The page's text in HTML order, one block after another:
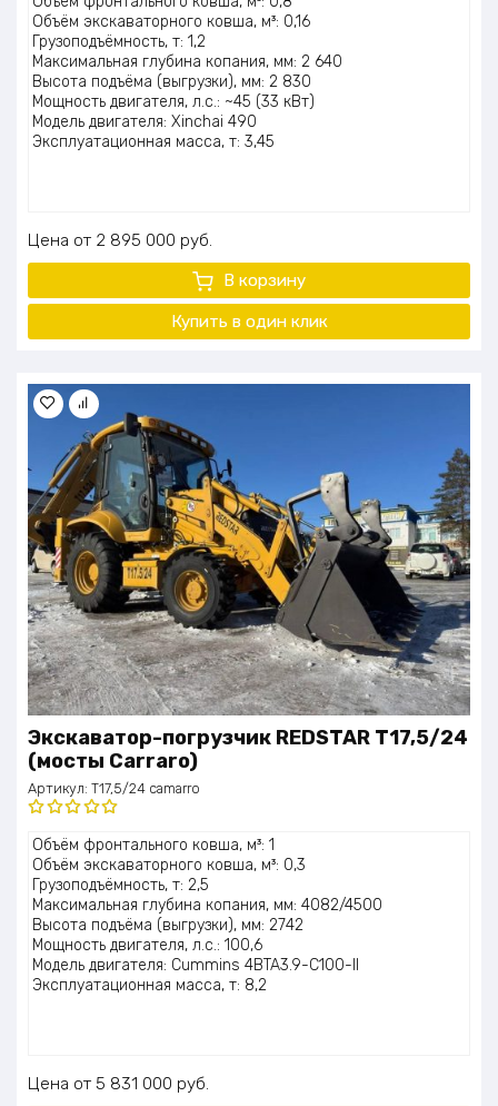
5.00из 5
Объём экскаваторного ковша, м³: 0,16
Грузоподъёмность, т: 1,2
Максимальная глубина копания, мм: 2 640
Высота подъёма (выгрузки), мм: 2 830
Мощность двигателя, л.с.: ~45 (33 кВт)
Модель двигателя: Xinchai 490
Эксплуатационная масса, т: 3,45
Цена 2 895 000 руб.
В корзину
Купить в один клик
Экскаватор-погрузчик REDSTAR T17,5/24
(мосты Carraro)
Артикул: T17,5/24 camarro
Оценка
5.00 из 5
Объём фронтального ковша, м³: 1
Объём экскаваторного ковша, м³: 0,3
Грузоподъёмность, т: 2,5
Максимальная глубина копания, мм: 4082/4500
Высота подъёма (выгрузки), мм: 2742
Мощность двигателя, л.с.: 100,6
Модель двигателя: Cummins 4BTA3.9-C100-II
Эксплуатационная масса, т: 8,2
Цена 5 831 000 руб.